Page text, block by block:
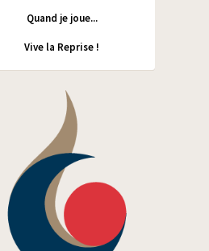
Quand je joue...
Vive la Reprise !